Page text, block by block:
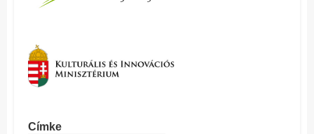
Címke